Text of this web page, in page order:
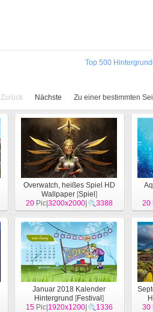
Top 500
Zurück Nächste Zu einer bestimmten
Overwatch, heißes Spiel HD
Wallpaper[Spiel ]
20Pic| 3200x2000| 3388
20
Januar 2018 Kalender
Hintergrund [Festival ]
15Pic| 1920x1200| 1336
30